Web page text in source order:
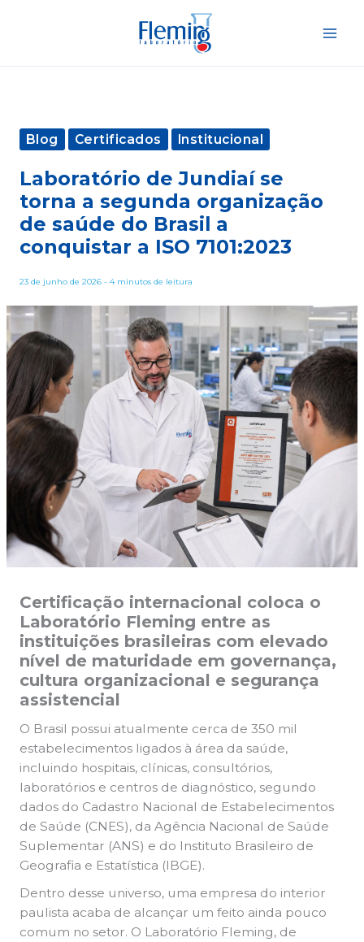
conteúdo
Blog Certificados Institucional
Laboratório de Jundiaí se
torna a segunda organização
de saúde do Brasil a
conquistar a ISO 7101:2023
23 de junho de 2026 - 4 minutos de leitura
Certificação internacional coloca o
Laboratório Fleming entre as
instituições brasileiras com elevado
nível de maturidade em governança,
cultura organizacional e segurança
assistencial
O Brasil possui atualmente cerca de 350 mil
estabelecimentos ligados à área da saúde,
incluindo hospitais, clínicas, consultórios,
laboratórios e centros de diagnóstico, segundo
dados do Cadastro Nacional de Estabelecimentos
de Saúde (CNES), da Agência Nacional de Saúde
Suplementar (ANS) e do Instituto Brasileiro de
Geografia e Estatística (IBGE).
Dentro desse universo, uma empresa do interior
paulista acaba de alcançar um feito ainda pouco
comum no setor. O Laboratório Fleming, de